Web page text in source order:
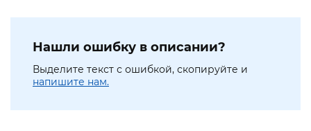
Нашли ошибку в описании?
Выделите текст с ошибкой, скопируйте и
напишите нам.